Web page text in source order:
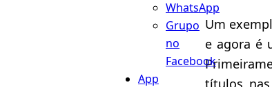
WhatsApp
Grupo
no
Facebook
App
Um
e agora é
títulos